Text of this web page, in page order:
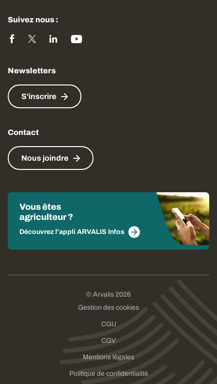
Suivez nous :
Newsletters
S'inscrire
Contact
Nous joindre
Vous êtes
agriculteur ?
Découvrez l'appli ARVALIS Infos
© Arvalis 2026
Gestion des cookies
CGU
CGV
Mentions légales
Politique de confidentialité